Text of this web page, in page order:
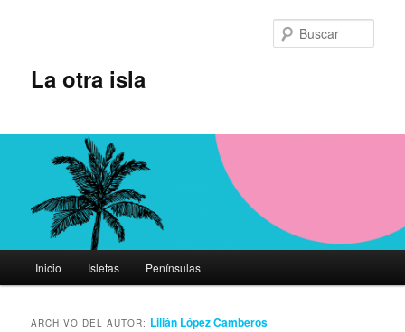
La otra isla
Inicio Isletas Penínsulas
ARCHIVO DEL AUTOR: Lilián López Camberos